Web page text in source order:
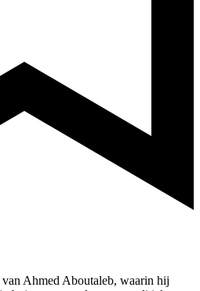
Ahmed Aboutaleb, waarin hij